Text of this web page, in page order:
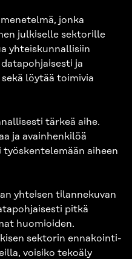
jonka
julkiselle sektorille
yhteiskunnallisiin
ja
löytää toimivia
tärkeä aihe.
ja avainhenkilöä
työskentelemään aiheen
yhteisen tilannekuvan
pitkä
huomioiden.
sektorin ennakointi-
voisiko tekoäly